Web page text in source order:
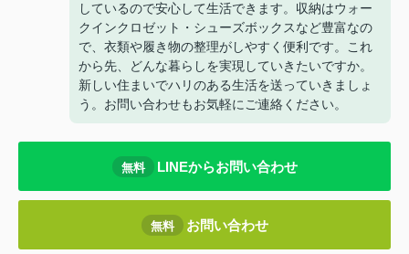
しているので安心して生活できます。収納はウォー
クインクロゼット・シューズボックスなど豊富なの
で、衣類や履き物の整理がしやすく便利です。これ
から先、どんな暮らしを実現していきたいですか。
新しい住まいでハリのある生活を送っていきましょ
う。お問い合わせもお気軽にご連絡ください。
無料 LINEからお問い合わせ
無料 お問い合わせ